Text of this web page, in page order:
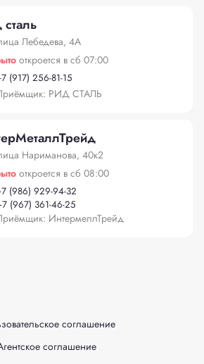
Лебедева, 4А
откроется в сб 07:00
7 (917) 256-81-15
РИД СТАЛЬ
Нариманова, 40к2
откроется в сб 08:00
7 (986) 929-94-32
7 (967) 361-46-25
ИнтермеллТрейд
соглашение
соглашение